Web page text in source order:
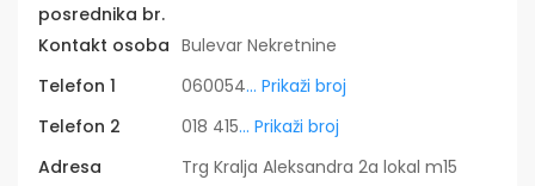
posrednika br.
Kontakt osoba Bulevar Nekretnine
Telefon 1
060054... Prikaži broj
Telefon 2
018 415... Prikaži broj
Adresa
Trg Kralja Aleksandra 2a lokal m15